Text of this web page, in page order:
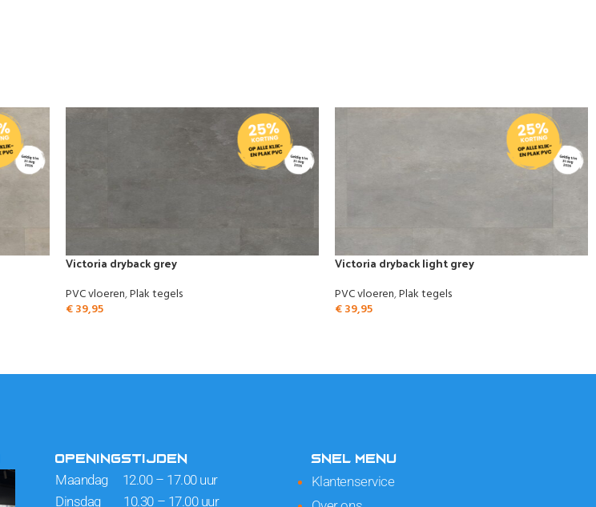
Victoria dryback grey
PVC vloeren,Plak tegels
€39,95
Victoria dryback light grey
PVC vloeren,Plak tegels
€39,95
OPENINGSTIJDEN
Maandag 12.00 – 17.00 uur
Dinsdag 10.30 – 17.00 uur
SNEL MENU
Klantenservice